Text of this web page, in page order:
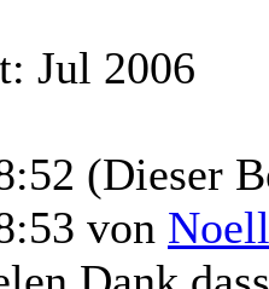
Jul 2006
(Dieser
von